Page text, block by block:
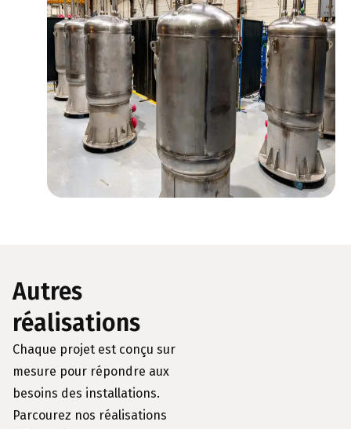
Autres
réalisations
Chaque projet est conçu sur
mesure pour répondre aux
besoins des installations.
Parcourez nos réalisations